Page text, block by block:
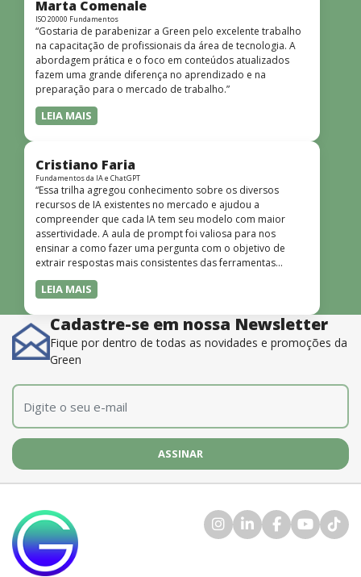
Marta Comenale
ISO 20000 Fundamentos
“Gostaria de parabenizar a Green pelo excelente trabalho
na capacitação de profissionais da área de tecnologia. A
abordagem prática e o foco em conteúdos atualizados
fazem uma grande diferença no aprendizado e na
preparação para o mercado de trabalho.”
LEIA MAIS
Cristiano Faria
Fundamentos da IA e ChatGPT
“Essa trilha agregou conhecimento sobre os diversos
recursos de IA existentes no mercado e ajudou a
compreender que cada IA tem seu modelo com maior
assertividade. A aula de prompt foi valiosa para nos
ensinar a como fazer uma pergunta com o objetivo de
extrair respostas mais consistentes das ferramentas
disponíveis. O instrutor também é muito bom, além de
dominar o conteúdo, possui uma didática que incentiva o
LEIA MAIS
Cadastre-se em nossa Newsletter
Fique por dentro de todas as novidades e promoções da
Green
E-mail